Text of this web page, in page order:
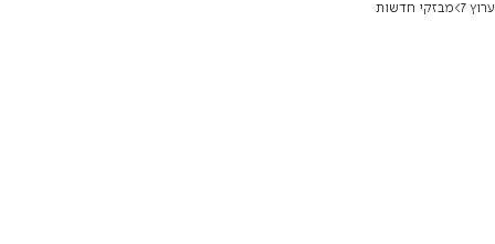
ערוץ 7 מבזקי חדשות